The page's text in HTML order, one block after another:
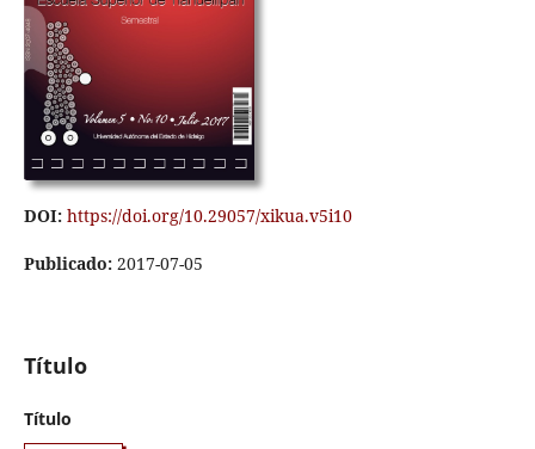
DOI: https://doi.org/10.29057/xikua.v5i10
Publicado: 2017-07-05
Título
Título